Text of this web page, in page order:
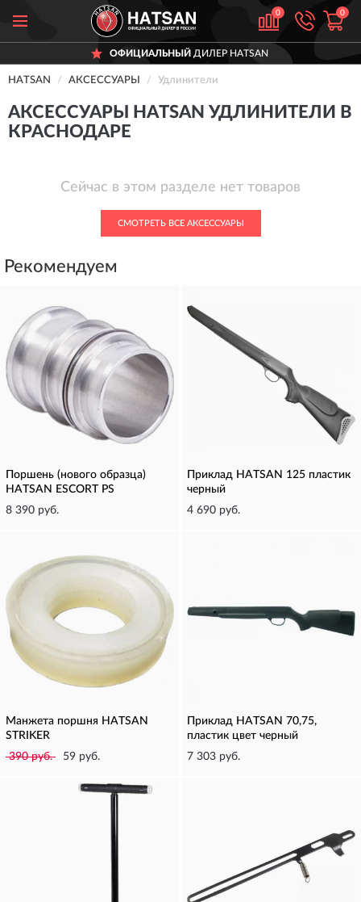
0 0
ОФИЦИАЛЬНЫЙ ДИЛЕР HATSAN
HATSAN АКСЕССУАРЫ Удлинители
АКСЕССУАРЫ HATSAN УДЛИНИТЕЛИ В
КРАСНОДАРЕ
Сейчас в этом разделе нет товаров
СМОТРЕТЬ ВСЕ АКСЕССУАРЫ
Рекомендуем
Поршень (нового образца)
HATSAN ESCORT PS
8 390 руб.
Приклад HATSAN 125 пластик
черный
4 690 руб.
Манжета поршня HATSAN
STRIKER
390 руб.
59 руб.
Приклад HATSAN 70,75,
пластик цвет черный
7 303 руб.